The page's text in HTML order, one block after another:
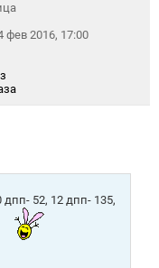
фев 2016, 17:00
дпп- 52, 12 дпп- 135,